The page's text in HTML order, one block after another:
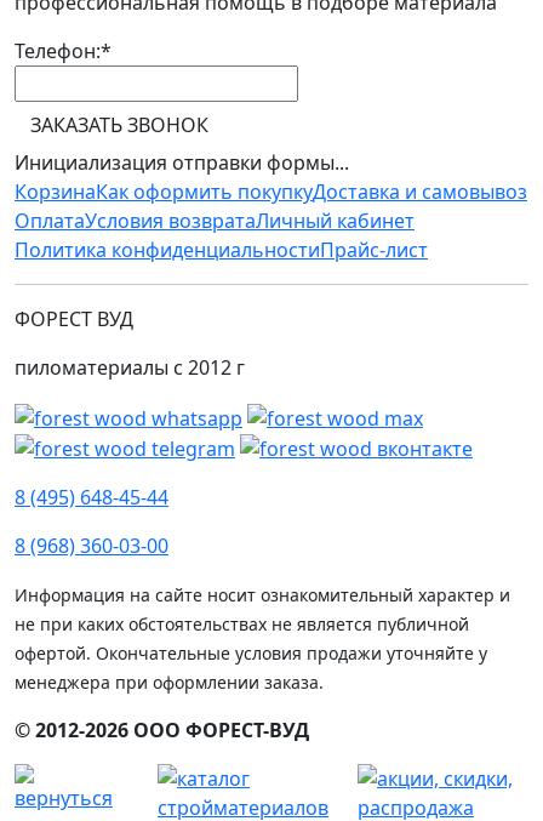
Телефон:*
ЗАКАЗАТЬ ЗВОНОК
Инициализация отправки формы...
КорзинаКак оформить покупкуДоставка и самовывоз
ОплатаУсловия возвратаЛичный кабинет
Политика конфиденциальностиПрайс-лист
ФОРЕСТ ВУД
пиломатериалы с 2012 г
8 (495) 648-45-44
8 (968) 360-03-00
Информация на сайте носит ознакомительный характер и
не при каких обстоятельствах не является публичной
офертой. Окончательные условия продажи уточняйте у
менеджера при оформлении заказа.
© 2012-2026 ООО ФОРЕСТ-ВУД